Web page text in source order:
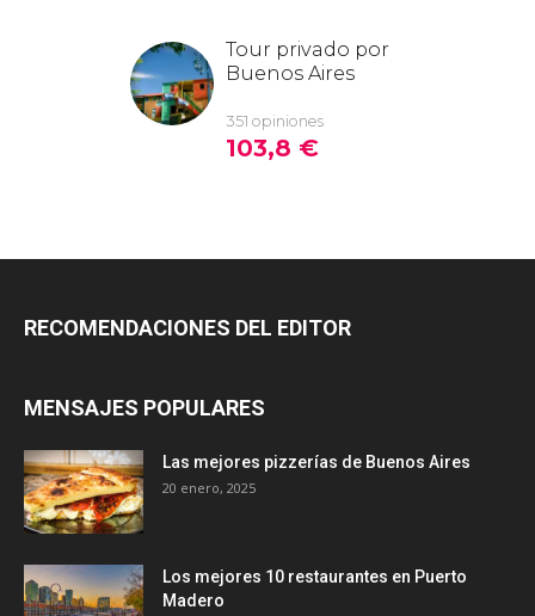
RECOMENDACIONES DEL EDITOR
MENSAJES POPULARES
Las mejores pizzerías de Buenos Aires
20 enero, 2025
Los mejores 10 restaurantes en Puerto
Madero